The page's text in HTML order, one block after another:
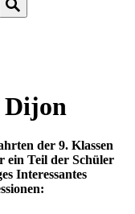
Dijon
der 9. Klassen
ein Teil der Schüler
Interessantes